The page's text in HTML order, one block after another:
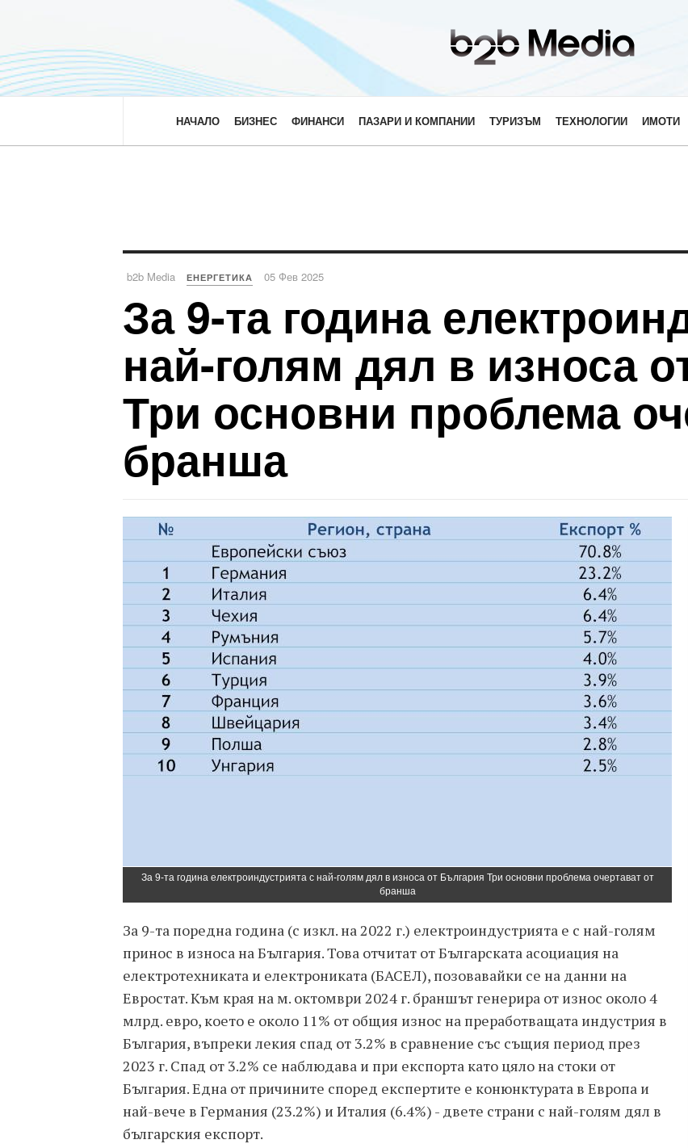
НАЧАЛО БИЗНЕС ФИНАНСИ ПАЗАРИ И КОМПАНИИ ТУРИЗЪМ ТЕХНОЛОГИИ ИМОТИ
b2b Media ЕНЕРГЕТИКА 05 Фев 2025
За 9-та година
най-голям дял в износа
Три основни проблема
бранша
За 9-та година електроиндустрията с най-голям дял в износа от България Три основни проблема очертават от
бранша
За 9-та поредна година (с изкл. на 2022 г.) електроиндустрията е с най-голям
принос в износа на България. Това отчитат от Българската асоциация на
електротехниката и електрониката (БАСЕЛ), позовавайки се на данни на
Евростат. Към края на м. октомври 2024 г. браншът генерира от износ около 4
млрд. евро, което е около 11% от общия износ на преработващата индустрия в
България, въпреки лекия спад от 3.2% в сравнение със същия период през
2023 г. Спад от 3.2% се наблюдава и при експорта като цяло на стоки от
България. Една от причините според експертите е конюнктурата в Европа и
най-вече в Германия (23.2%) и Италия (6.4%) - двете страни с най-голям дял в
българския експорт.